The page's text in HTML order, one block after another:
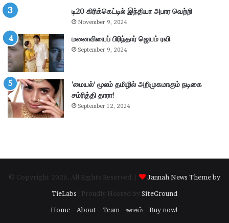
.
3
கோ
டி
ரூ
பா
ய்
வ
சூ
ல்
டி20 கிரிக்கெட்டில் இந்தியா அபார வெற்றி
November 9, 2024
மனைவியைப் பிரிந்தார் ஜெயம் ரவி
September 9, 2024
‘மையல்’ மூலம் தமிழில் அறிமுகமாகும் நடிகை
சம்ரித்தி தாரா!
September 12, 2024
© Copyright 2026, All Rights Reserved |
Jannah News Theme by
TieLabs | Proudly Hosted by SiteGround
Home
About Team உலகம் Buy now!